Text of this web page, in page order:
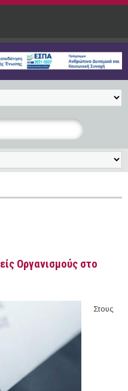
Οργανισμούς στο
Στους